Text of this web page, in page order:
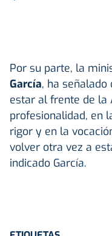
Por su parte, la
García, ha señalado
estar al frente de la
profesionalidad, en
rigor y en la
volver otra vez a
indicado García.